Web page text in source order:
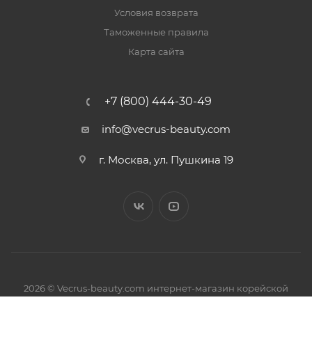
Условия возврата
Таможенные правила
Карта сайта
+7 (800) 444-30-49
info@vecrus-beauty.com
г. Москва, ул. Пушкина 19
2026 © Vecrus-beauty.com интернет-магазин корейской